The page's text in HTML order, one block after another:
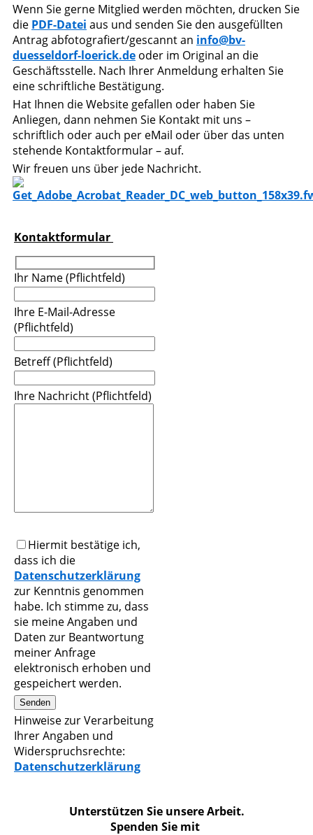
Wenn Sie gerne Mitglied werden möchten, drucken Sie
die PDF-Datei aus und senden Sie den ausgefüllten
Antrag abfotografiert/gescannt an info@bv-
duesseldorf-loerick.de oder im Original an die
Geschäftsstelle. Nach Ihrer Anmeldung erhalten Sie
eine schriftliche Bestätigung.
Hat Ihnen die Website gefallen oder haben Sie
Anliegen, dann nehmen Sie Kontakt mit uns –
schriftlich oder auch per eMail oder über das unten
stehende Kontaktformular – auf.
Wir freuen uns über jede Nachricht.
Kontaktformular
Ihr Name (Pflichtfeld)
Ihre E-Mail-Adresse
(Pflichtfeld)
Betreff (Pflichtfeld)
Ihre Nachricht (Pflichtfeld)
Bitte lasse dieses Feld leer.
Hiermit bestätige ich,
dass ich die
Datenschutzerklärung
zur Kenntnis genommen
habe. Ich stimme zu, dass
sie meine Angaben und
Daten zur Beantwortung
meiner Anfrage
elektronisch erhoben und
gespeichert werden.
Hinweise zur Verarbeitung
Ihrer Angaben und
Widerspruchsrechte:
Datenschutzerklärung
Unterstützen Sie unsere Arbeit.
Spenden Sie mit